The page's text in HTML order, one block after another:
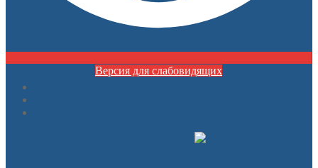
Версия для слабовидящих